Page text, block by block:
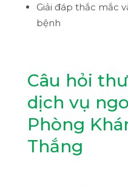
Giải đáp thắc mắc
bệnh
Câu hỏi
dịch vụ
Phòng
Thắng